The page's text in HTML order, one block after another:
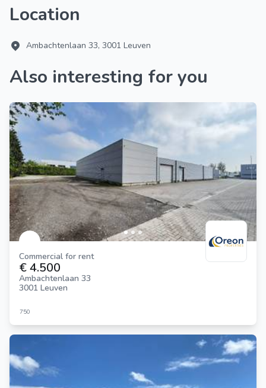
Location
Ambachtenlaan 33, 3001 Leuven
Also interesting for you
Commercial for rent
€ 4.500
Ambachtenlaan 33
3001 Leuven
750